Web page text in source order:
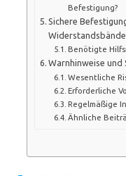
Befestigung?
Sichere
Benötigte
Warnhinweise und
Wesentliche
Erforderliche
Regelmäßige
Ähnliche